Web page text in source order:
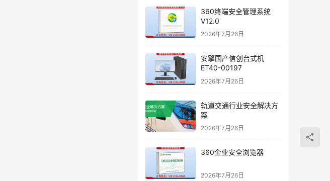
360终端安全管理系统
V12.0
2026年7月26日
安擎国产信创台式机
ET40-00197
2026年7月26日
轨道交通行业安全解决方
案
2026年7月26日
360企业安全浏览器
2026年7月26日